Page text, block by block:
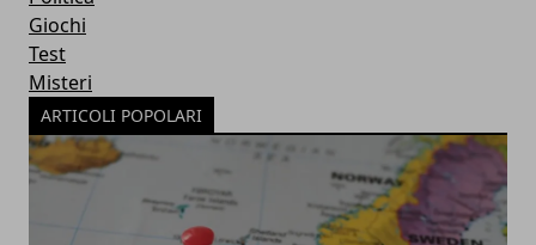
Giochi
Test
Misteri
ARTICOLI POPOLARI